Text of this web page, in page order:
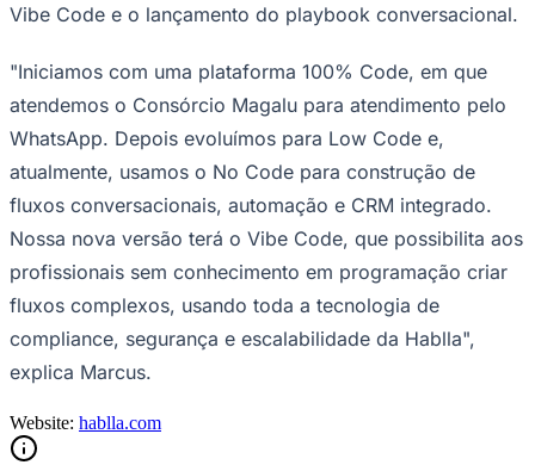
Fluminense
Vibe Code e o lançamento do playbook conversacional.
"Iniciamos com uma plataforma 100% Code, em que
atendemos o Consórcio Magalu para atendimento pelo
WhatsApp. Depois evoluímos para Low Code e,
atualmente, usamos o No Code para construção de
fluxos conversacionais, automação e CRM integrado.
Nossa nova versão terá o Vibe Code, que possibilita aos
profissionais sem conhecimento em programação criar
fluxos complexos, usando toda a tecnologia de
compliance, segurança e escalabilidade da Hablla",
explica Marcus.
Website: hablla.com